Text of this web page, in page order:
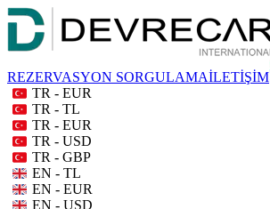
REZERVASYON SORGULAMAİLETİŞİM
TR - EUR
TR - TL
TR - EUR
TR - USD
TR - GBP
EN - TL
EN - EUR
EN - USD